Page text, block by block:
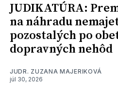
JUDIKATÚRA:
na náhradu
pozostalých po
dopravných nehôd
JUDR. ZUZANA MAJERIKOVÁ
júl 30, 2026